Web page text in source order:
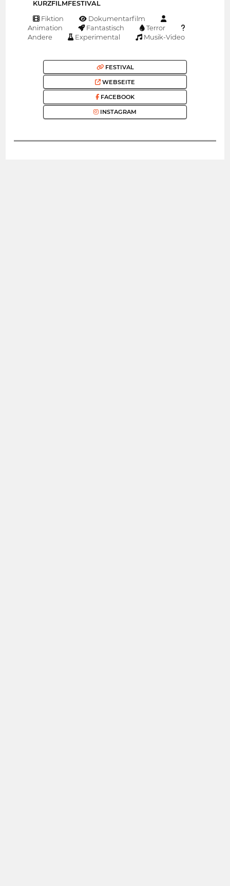
KURZFILMFESTIVAL
Fiktion
Dokumentarfilm
Animation
Fantastisch
Terror
Andere
Experimental Musik-Video
FESTIVAL
WEBSEITE
FACEBOOK
INSTAGRAM